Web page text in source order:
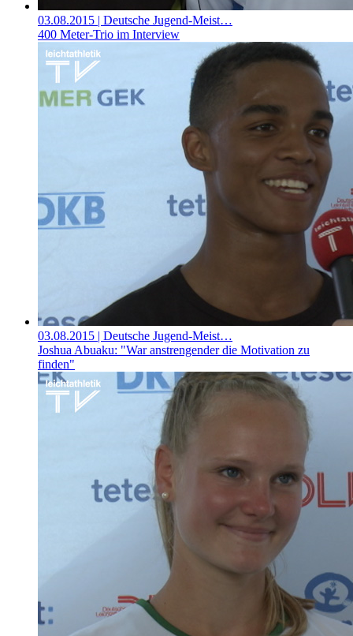
03.08.2015 | Deutsche Jugend-Meist…
400 Meter-Trio im Interview
03.08.2015 | Deutsche Jugend-Meist…
Joshua Abuaku: "War anstrengender die Motivation zu
finden"